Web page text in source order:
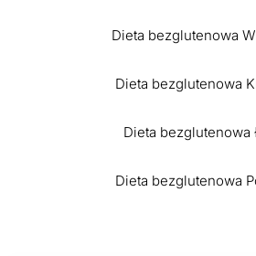
Dieta bezglutenowa
Dieta bezglutenowa
Dieta bezglutenowa
Dieta bezglutenowa